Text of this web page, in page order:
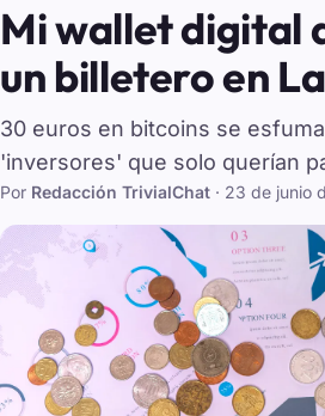
Mi wallet digital
un billetero en
30 euros en bitcoins se
'inversores' que solo querían
Por Redacción TrivialChat · 23 de junio